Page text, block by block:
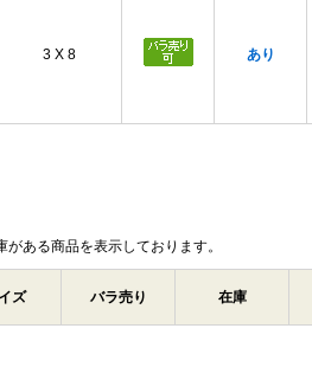
3 X 8 あり
ある商品を表示しております。
ズ バラ売り 在庫